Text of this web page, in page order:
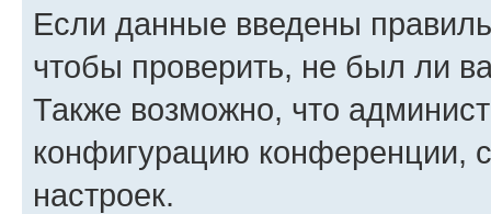
Если данные введены
чтобы проверить, не был ли
Также возможно, что
конфигурацию конференции,
настроек.